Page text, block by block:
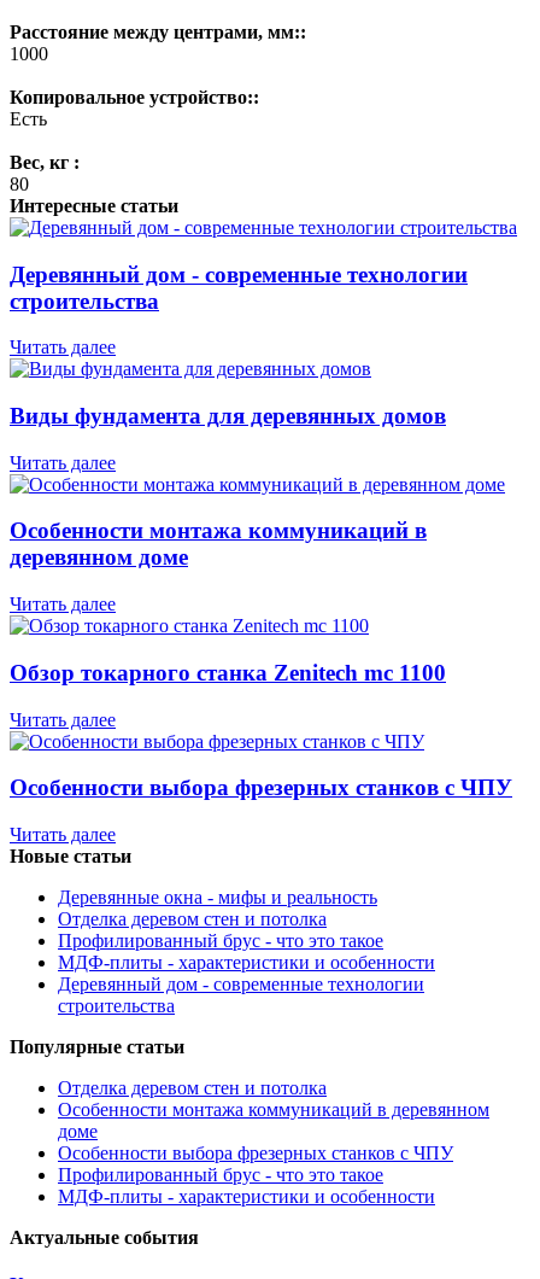
Расстояние между центрами, мм::
1000
Копировальное устройство::
Есть
Вес, кг :
80
Интересные статьи
Деревянный дом - современные технологии
строительства
Читать далее
Виды фундамента для деревянных домов
Читать далее
Особенности монтажа коммуникаций в
деревянном доме
Читать далее
Обзор токарного станка Zenitech mc 1100
Читать далее
Особенности выбора фрезерных станков с ЧПУ
Читать далее
Новые статьи
Деревянные окна - мифы и реальность
Отделка деревом стен и потолка
Профилированный брус - что это такое
МДФ-плиты - характеристики и особенности
Деревянный дом - современные технологии
строительства
Популярные статьи
Отделка деревом стен и потолка
Особенности монтажа коммуникаций в деревянном
доме
Особенности выбора фрезерных станков с ЧПУ
Профилированный брус - что это такое
МДФ-плиты - характеристики и особенности
Актуальные события